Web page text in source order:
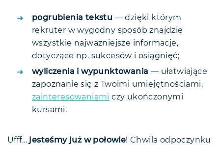
pogrubienia tekstu — dzięki którym
rekruter w wygodny sposób znajdzie
wszystkie najważniejsze informacje,
dotyczące np. sukcesów i osiągnięć;
wyliczenia i wypunktowania — ułatwiające
zapoznanie się z Twoimi umiejętnościami,
zainteresowaniami czy ukończonymi
kursami.
Ufff… jesteśmy już w połowie! Chwila odpoczynku